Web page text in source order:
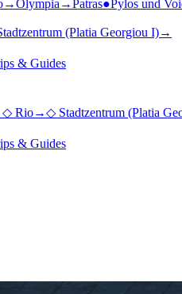
→Olympia →Patras●Pylos und
(Platia Georgiou I)→
& Guides
◇ Rio→◇ Stadtzentrum (Platia
& Guides